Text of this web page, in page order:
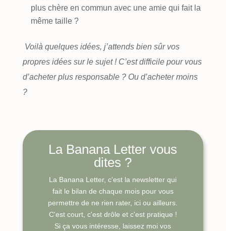
plus chère en commun avec une amie qui fait la
même taille ?
Voilà quelques idées, j’attends bien sûr vos
propres idées sur le sujet ! C’est difficile pour vous
d’acheter plus responsable ? Ou d’acheter moins
?
La Banana Letter vous
dites ?
La Banana Letter, c'est la newsletter qui
fait le bilan de chaque mois pour vous
permettre de ne rien rater, ici ou ailleurs.
C'est court, c'est drôle et c'est pratique !
Si ça vous intéresse, laissez moi vos